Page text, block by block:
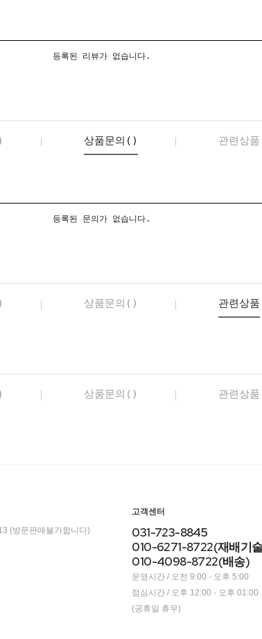
등록된 리뷰가 없습니다.
상품문의() 관련상품
등록된 문의가 없습니다.
상품문의() 관련상품
상품문의() 관련상품
(방문판매불가합니다)
고객센터
031-723-8845
010-6271-8722(재배기
010-4098-8722(배송)
운영시간 / 오전 9:00 - 오후 5:00
점심시간 / 오후 12:00 - 오후 01:00
(공휴일 휴무)